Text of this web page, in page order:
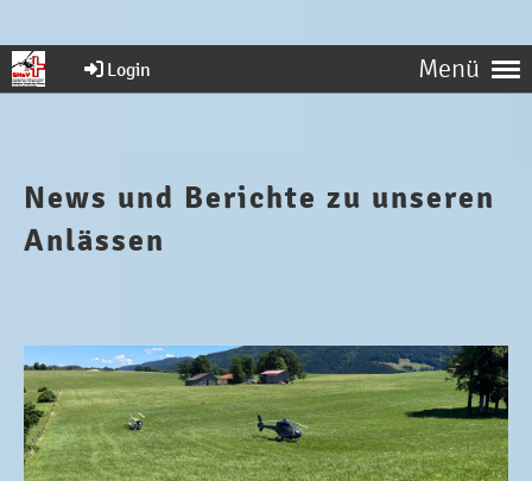
Menü
Login
News und Berichte zu unseren
Anlässen